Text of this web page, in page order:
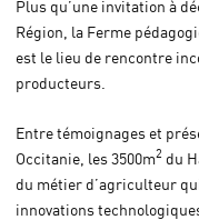
Plus qu’une invitation à
Région, la Ferme
est le lieu de rencontre
producteurs.
Entre témoignages et
Occitanie, les 3500m2 du
du métier d’agriculteur
innovations